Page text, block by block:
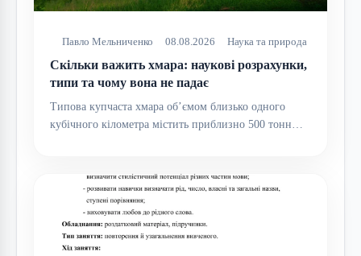
Павло Мельниченко 08.08.2026 Наука та природа
Скільки важить хмара: наукові розрахунки,
типи та чому вона не падає
Типова купчаста хмара об’ємом близько одного
кубічного кілометра містить приблизно 500 тонн…